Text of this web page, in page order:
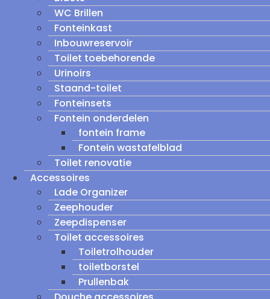
WC Brillen
Fonteinkast
Inbouwreservoir
Toilet toebehorende
Urinoirs
Staand-toilet
Fonteinsets
Fontein onderdelen
fontein frame
Fontein wastafelblad
Toilet renovatie
Accessoires
Lade Organizer
Zeephouder
Zeepdispenser
Toilet accessoires
Toiletrolhouder
toiletborstel
Prullenbak